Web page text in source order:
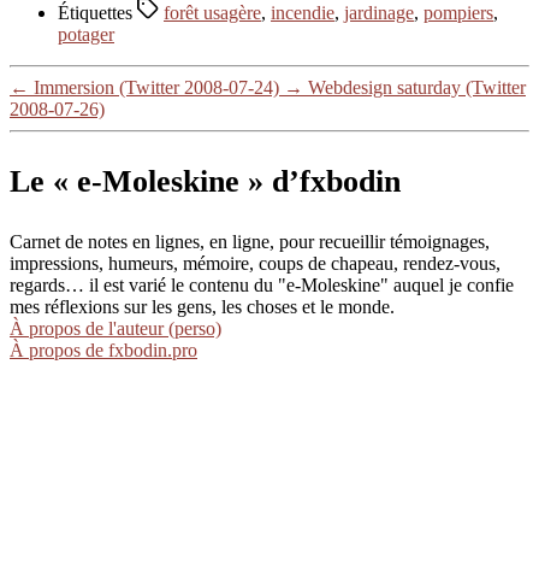
Étiquettes forêt usagère, incendie, jardinage, pompiers,
potager
← Immersion (Twitter 2008-07-24) → Webdesign saturday (Twitter
2008-07-26)
Le « e-Moleskine » d’fxbodin
Carnet de notes en lignes, en ligne, pour recueillir témoignages,
impressions, humeurs, mémoire, coups de chapeau, rendez-vous,
regards… il est varié le contenu du "e-Moleskine" auquel je confie
mes réflexions sur les gens, les choses et le monde.
À propos de l'auteur (perso)
À propos de fxbodin.pro